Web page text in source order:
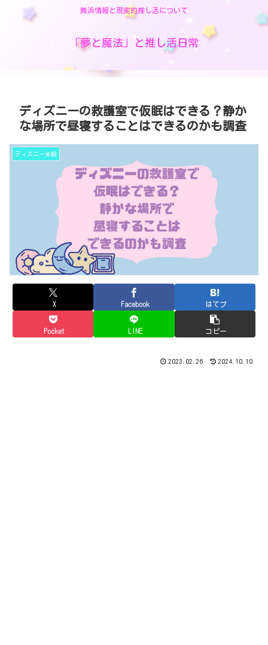
舞浜情報と現実的推し活について
「夢と魔法」と推し活日常
ディズニーの救護室で仮眠はできる？静か
な場所で昼寝することはできるのかも調査
ディズニー全般
X Facebook はてブ
Pocket LINE コピー
2023.02.26 2024.10.10